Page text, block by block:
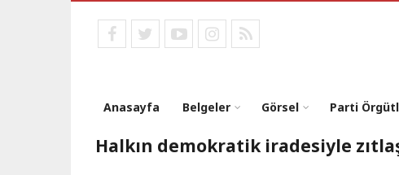
facebooktwitteryoutubeinstagram
RSS
Anasayfa Belgeler Görsel Parti
Halkın demokratik iradesiyle